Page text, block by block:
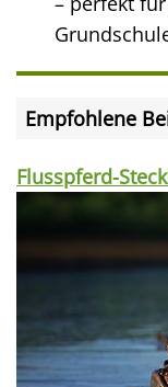
Empfohlene
Flusspferd-